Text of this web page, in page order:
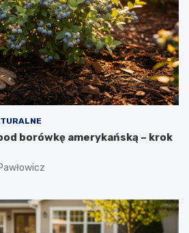
borówkę amerykańską – krok